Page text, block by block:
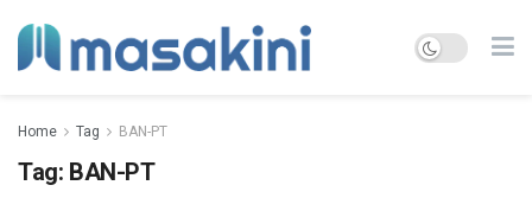
Home Tag BAN-PT
Tag: BAN-PT